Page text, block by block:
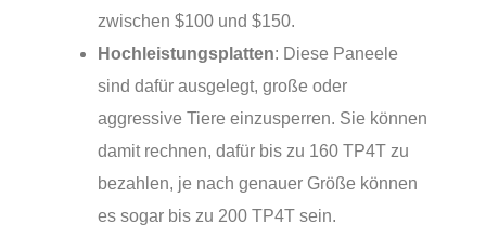
zwischen $100 und $150.
Hochleistungsplatten: Diese Paneele
sind dafür ausgelegt, große oder
aggressive Tiere einzusperren. Sie können
damit rechnen, dafür bis zu 160 TP4T zu
bezahlen, je nach genauer Größe können
es sogar bis zu 200 TP4T sein.